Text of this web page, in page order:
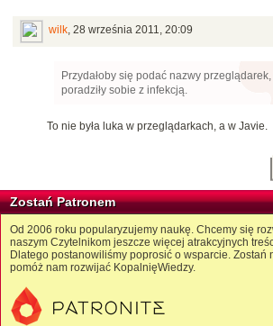
wilk 28 września 2011, 20:09
Przydałoby się podać nazwy
poradziły sobie z infekcją.
To nie była luka w przeglądarkach, a w Javie.
Zostań Patronem
Od 2006 roku popularyzujemy naukę. Chcemy się
naszym Czytelnikom jeszcze więcej atrakcyjnych
Dlatego postanowiliśmy poprosić o wsparcie. Zostań
pomóż nam rozwijać KopalnięWiedzy.